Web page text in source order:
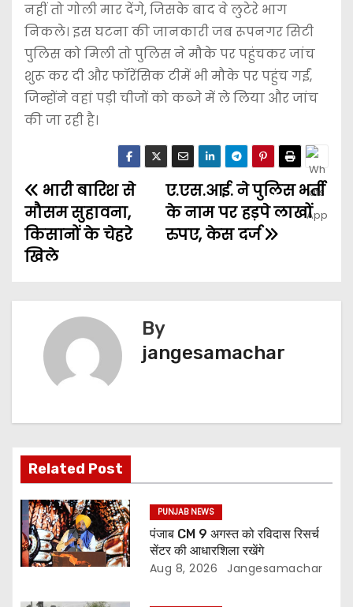
नहीं तो गोली मार देंगे, जिसके बाद वे लुटेरे भाग
निकले। इस घटना की जानकारी जब रूपनगर सिटी
पुलिस को मिली तो पुलिस ने मौके पर पहुंचकर जांच
शुरू कर दी और फॉरेंसिक टीमें भी मौके पर पहुंच गईं,
जिन्होंने वहां पड़ी चीजों को कब्जे में ले लिया और जांच
की जा रही है।
ए.एस.आई. ने पुलिस भर्ती
के नाम पर हड़पे लाखों
रुपए, केस दर्ज
भारी बारिश से
मौसम सुहावना,
किसानों के चेहरे
खिले
By
jangesamachar
Related Post
PUNJAB NEWS
पंजाब CM 9 अगस्त को रविदास रिसर्च
सेंटर की आधारशिला रखेंगे
Aug 8, 2026 Jangesamachar